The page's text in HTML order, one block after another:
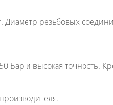
Диаметр резьбовых
и высокая точность.